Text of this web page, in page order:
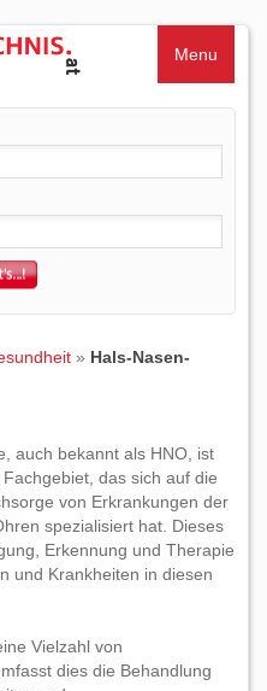
Menu
» Hals-Nasen-
auch bekannt als HNO, ist
das sich auf die
von Erkrankungen der
spezialisiert hat. Dieses
Erkennung und Therapie
und Krankheiten in diesen
Vielzahl von
dies die Behandlung